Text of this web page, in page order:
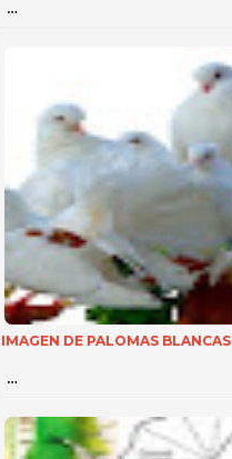
…
IMAGEN DE PALOMAS BLANCAS
…